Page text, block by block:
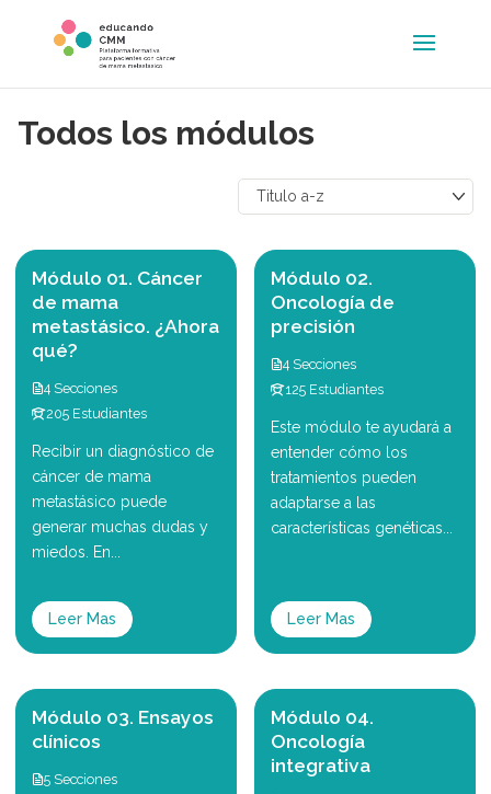
Todos los módulos
Módulo 01. Cáncer
de mama
metastásico. ¿Ahora
qué?
4 Secciones
205 Estudiantes
Recibir un diagnóstico de
cáncer de mama
metastásico puede
generar muchas dudas y
miedos. En...
Leer Mas
Módulo 02.
Oncología de
precisión
4 Secciones
125 Estudiantes
Este módulo te ayudará a
entender cómo los
tratamientos pueden
adaptarse a las
características genéticas...
Leer Mas
Módulo 03. Ensayos
clínicos
5 Secciones
Módulo 04.
Oncología
integrativa